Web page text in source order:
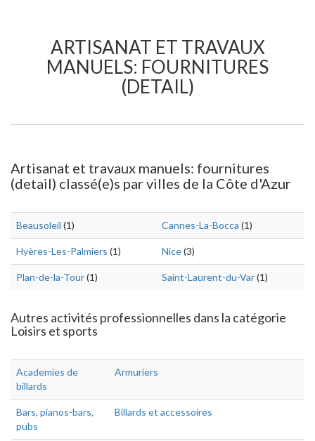
ARTISANAT ET TRAVAUX
MANUELS: FOURNITURES
(DETAIL)
Artisanat et travaux manuels: fournitures
(detail) classé(e)s par villes de la Côte d'Azur
Beausoleil (1) Cannes-La-Bocca (1)
Hyères-Les-Palmiers (1) Nice(3)
Plan-de-la-Tour(1) Saint-Laurent-du-Var(1)
Autres activités professionnelles dans la catégorie
Loisirs et sports
Academies de
billards
Armuriers
Bars, pianos-bars,
pubs
Billards et accessoires